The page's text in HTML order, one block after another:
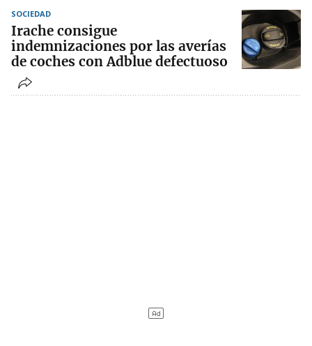
SOCIEDAD
Irache consigue
indemnizaciones por las averías
de coches con Adblue defectuoso